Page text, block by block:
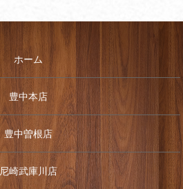
ホーム
豊中本店
豊中曽根店
尼崎武庫川店